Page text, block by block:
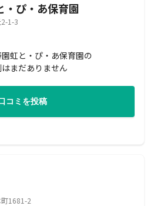
・ぴ・あ保育園
1-3
虹と・ぴ・あ保育園の
まだありません
コミを投稿
1681-2